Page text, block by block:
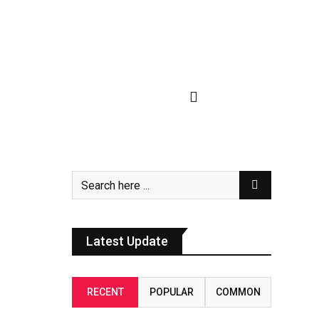
Latest Update
RECENT POPULAR COMMON